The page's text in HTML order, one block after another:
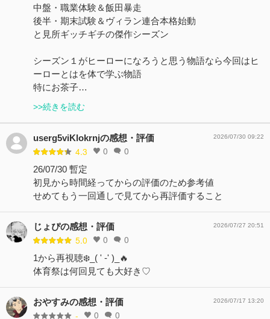
中盤・職業体験＆飯田暴走
後半・期末試験＆ヴィラン連合本格始動
と見所ギッチギチの傑作シーズン
シーズン１がヒーローになろうと思う物語なら今回はヒ
ーローとはを体で学ぶ物語
特にお茶子…
>>続きを読む
userg5viKlokrnjの感想・評価
4.3 0 0
2026/07/30 09:22
26/07/30 暫定
初見から時間経ってからの評価のため参考値
せめてもう一回通しで見てから再評価すること
じょぴの感想・評価
5.0 0 0
2026/07/27 20:51
1から再視聴❄️_( ' -' )_🔥
体育祭は何回見ても大好き♡
おやすみの感想・評価
- 0 0
2026/07/17 13:20